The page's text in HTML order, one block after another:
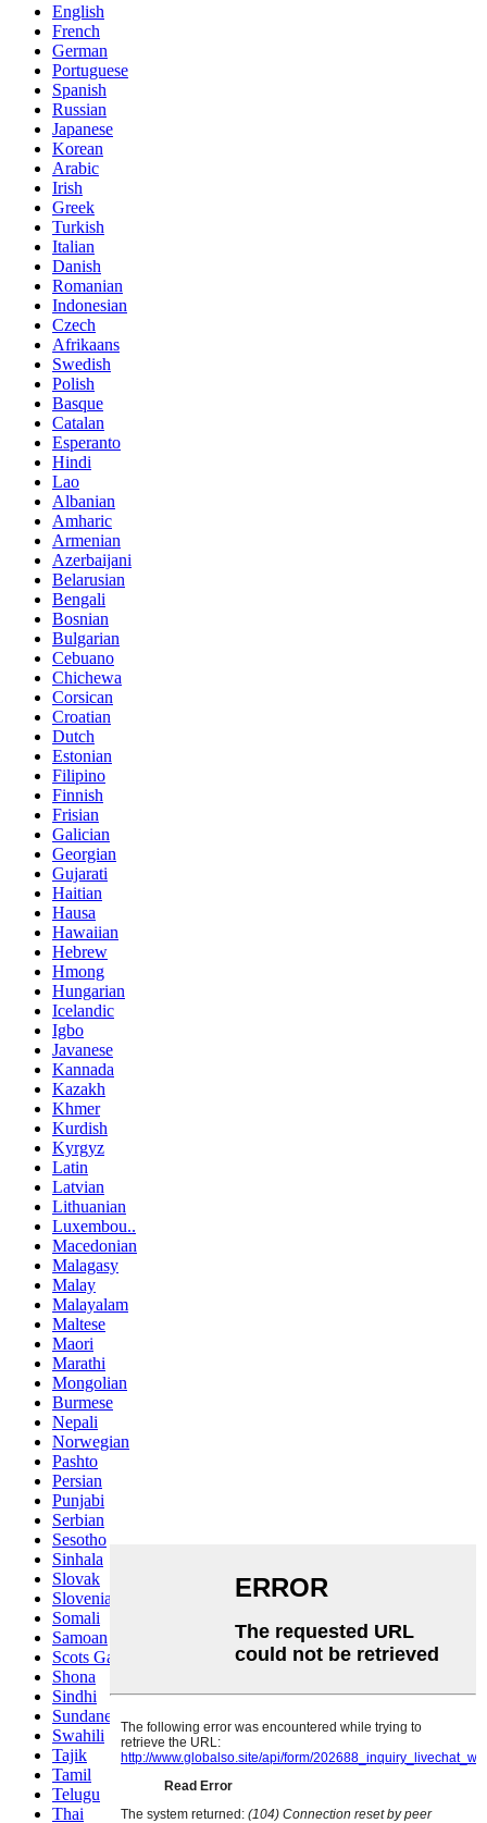
English
French
German
Portuguese
Spanish
Russian
Japanese
Korean
Arabic
Irish
Greek
Turkish
Italian
Danish
Romanian
Indonesian
Czech
Afrikaans
Swedish
Polish
Basque
Catalan
Esperanto
Hindi
Lao
Albanian
Amharic
Armenian
Azerbaijani
Belarusian
Bengali
Bosnian
Bulgarian
Cebuano
Chichewa
Corsican
Croatian
Dutch
Estonian
Filipino
Finnish
Frisian
Galician
Georgian
Gujarati
Haitian
Hausa
Hawaiian
Hebrew
Hmong
Hungarian
Icelandic
Igbo
Javanese
Kannada
Kazakh
Khmer
Kurdish
Kyrgyz
Latin
Latvian
Lithuanian
Luxembou..
Macedonian
Malagasy
Malay
Malayalam
Maltese
Maori
Marathi
Mongolian
Burmese
Nepali
Norwegian
Pashto
Persian
Punjabi
Serbian
Sesotho
Sinhala
Slovak
Slovenian
Somali
Samoan
Scots Gaelic
Shona
Sindhi
Sundanese
Swahili
Tajik
Tamil
Telugu
Thai